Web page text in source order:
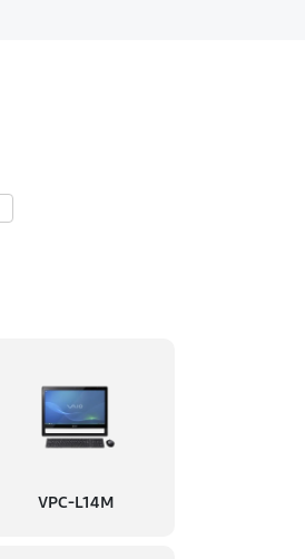
VPC-L14M